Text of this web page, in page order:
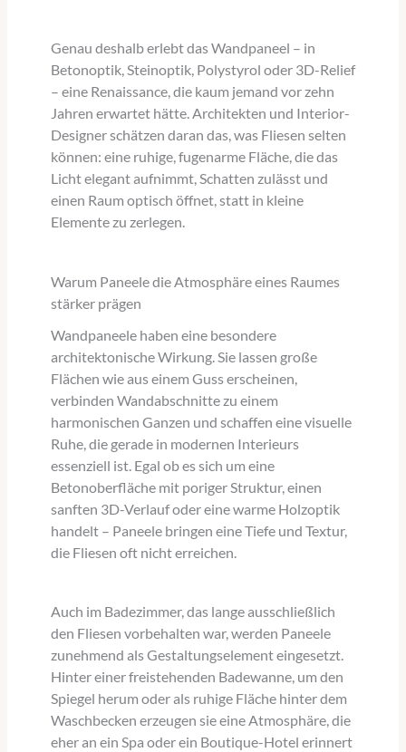
Genau deshalb erlebt das Wandpaneel – in
Betonoptik, Steinoptik, Polystyrol oder 3D-Relief
– eine Renaissance, die kaum jemand vor zehn
Jahren erwartet hätte. Architekten und Interior-
Designer schätzen daran das, was Fliesen selten
können: eine ruhige, fugenarme Fläche, die das
Licht elegant aufnimmt, Schatten zulässt und
einen Raum optisch öffnet, statt in kleine
Elemente zu zerlegen.
Warum Paneele die Atmosphäre eines Raumes
stärker prägen
Wandpaneele haben eine besondere
architektonische Wirkung. Sie lassen große
Flächen wie aus einem Guss erscheinen,
verbinden Wandabschnitte zu einem
harmonischen Ganzen und schaffen eine visuelle
Ruhe, die gerade in modernen Interieurs
essenziell ist. Egal ob es sich um eine
Betonoberfläche mit poriger Struktur, einen
sanften 3D-Verlauf oder eine warme Holzoptik
handelt – Paneele bringen eine Tiefe und Textur,
die Fliesen oft nicht erreichen.
Auch im Badezimmer, das lange ausschließlich
den Fliesen vorbehalten war, werden Paneele
zunehmend als Gestaltungselement eingesetzt.
Hinter einer freistehenden Badewanne, um den
Spiegel herum oder als ruhige Fläche hinter dem
Waschbecken erzeugen sie eine Atmosphäre, die
eher an ein Spa oder ein Boutique-Hotel erinnert